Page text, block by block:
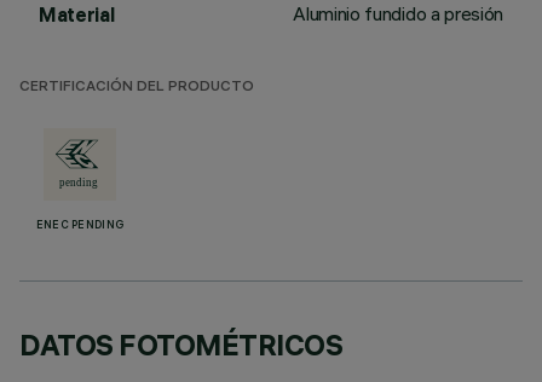
Material Aluminio fundido a presión
CERTIFICACIÓN DEL PRODUCTO
ENEC PENDING
DATOS FOTOMÉTRICOS